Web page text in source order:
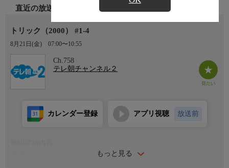
直近の放送
トリック（2000） #1-4
8月21日(金) 07:00〜10:55
Ch.758
テレ朝チャンネル２
もっと見る
カレンダー登録 アプリ視聴 放送前